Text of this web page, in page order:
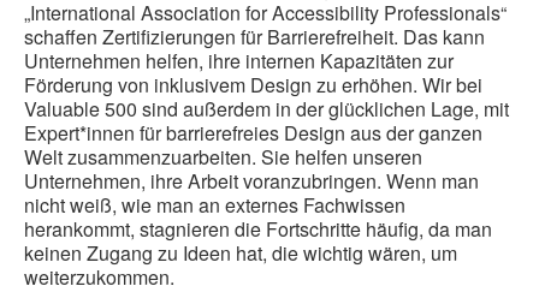
„International Association for Accessibility Professionals“
schaffen Zertifizierungen für Barrierefreiheit. Das kann
Unternehmen helfen, ihre internen Kapazitäten zur
Förderung von inklusivem Design zu erhöhen. Wir bei
Valuable 500 sind außerdem in der glücklichen Lage, mit
Expert*innen für barrierefreies Design aus der ganzen
Welt zusammenzuarbeiten. Sie helfen unseren
Unternehmen, ihre Arbeit voranzubringen. Wenn man
nicht weiß, wie man an externes Fachwissen
herankommt, stagnieren die Fortschritte häufig, da man
keinen Zugang zu Ideen hat, die wichtig wären, um
weiterzukommen.